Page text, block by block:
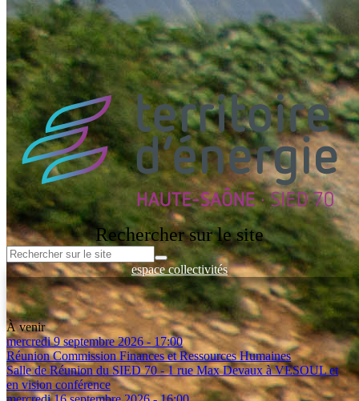
vendredi 3 juillet 2026
Le parc photovoltaïque des Roches Bleues à Belles-Fontaines a été
inauguré vendredi 3 juillet 2026, en présence de Jean-Luc BRULE,
2ème...
Toutes les actualités
Rechercher sur le site
espace collectivités
Espace entreprises
Espace Client - Réseau de Chaleur
Espace documentation
À venir
mercredi 9 septembre 2026 - 17:00
Réunion Commission Finances et Ressources Humaines
Salle de Réunion du SIED 70 - 1 rue Max Devaux à VESOUL et
en vision conférence